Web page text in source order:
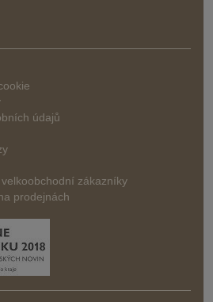
údajů
zákazníky
prodejnách